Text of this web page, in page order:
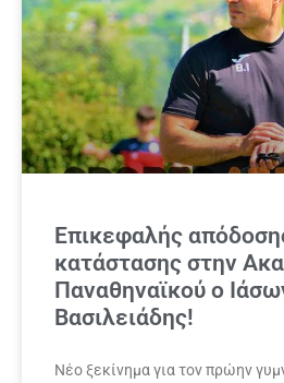
Επικεφαλής
κατάστασης στην
Παναθηναϊκού ο
Βασιλειάδης!
Νέο ξεκίνημα για τον πρώην